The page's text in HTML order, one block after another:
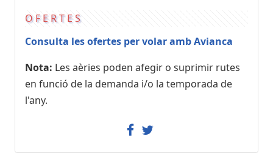
OFERTES
Consulta les ofertes per volar amb Avianca
Nota: Les aèries poden afegir o suprimir rutes
en funció de la demanda i/o la temporada de
l'any.